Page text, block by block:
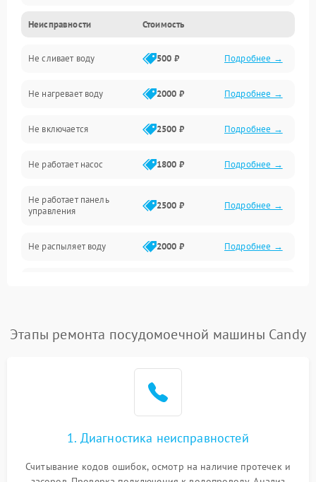
Управление
Электропитание
Датчики
Нагрев
Вода
Гигиена
Программное обеспечение
Неисправности Стоимость
Не сливает воду 500 ₽ Подробнее →
Не нагревает воду 2000 ₽ Подробнее →
Не включается 2500 ₽ Подробнее →
Не работает насос 1800 ₽ Подробнее →
Не работает панель
управления
2500 ₽ Подробнее →
Не распыляет воду 2000 ₽ Подробнее →
воды
1800 ₽ Подробнее →
Проблемы с
Этапы ремонта посудомоечной машины Candy
1. Диагностика неисправностей
Считывание кодов ошибок, осмотр на наличие протечек и